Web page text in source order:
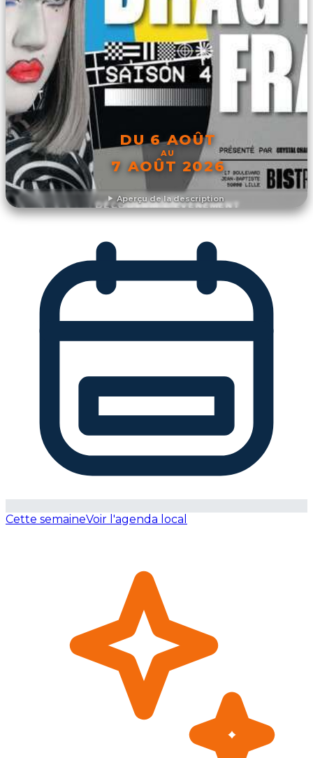
Aperçu de la description
DU 6 AOÛT
AU
7 AOÛT 2026
DÉCOUVRIR L'ÉVÉNEMENT
Cette semaineVoir l'agenda local